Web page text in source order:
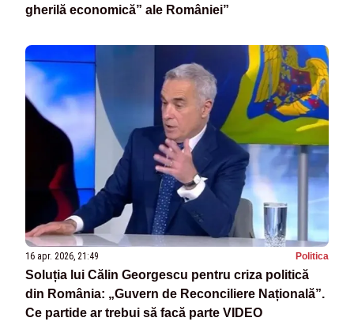
gherilă economică” ale României”
16 apr. 2026, 21:49 Politica
Soluția lui Călin Georgescu pentru criza politică
din România: „Guvern de Reconciliere Națională”.
Ce partide ar trebui să facă parte VIDEO